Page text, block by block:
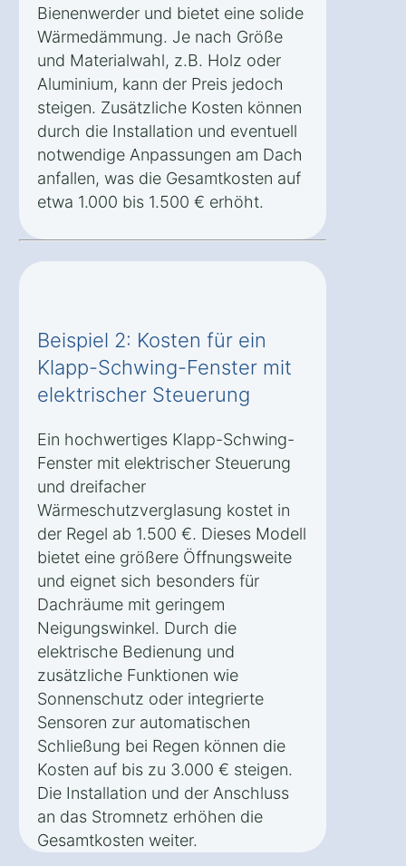
Bienenwerder und bietet eine solide
Wärmedämmung. Je nach Größe
und Materialwahl, z.B. Holz oder
Aluminium, kann der Preis jedoch
steigen. Zusätzliche Kosten können
durch die Installation und eventuell
notwendige Anpassungen am Dach
anfallen, was die Gesamtkosten auf
etwa 1.000 bis 1.500 € erhöht.
Beispiel 2: Kosten für ein
Klapp-Schwing-Fenster mit
elektrischer Steuerung
Ein hochwertiges Klapp-Schwing-
Fenster mit elektrischer Steuerung
und dreifacher
Wärmeschutzverglasung kostet in
der Regel ab 1.500 €. Dieses Modell
bietet eine größere Öffnungsweite
und eignet sich besonders für
Dachräume mit geringem
Neigungswinkel. Durch die
elektrische Bedienung und
zusätzliche Funktionen wie
Sonnenschutz oder integrierte
Sensoren zur automatischen
Schließung bei Regen können die
Kosten auf bis zu 3.000 € steigen.
Die Installation und der Anschluss
an das Stromnetz erhöhen die
Gesamtkosten weiter.